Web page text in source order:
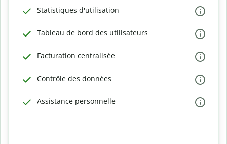
Statistiques d'utilisation
Tableau de bord des utilisateurs
Facturation centralisée
Contrôle des données
Assistance personnelle